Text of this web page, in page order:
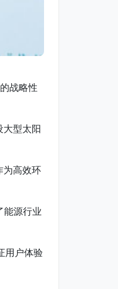
战略性
大型太阳
为高效环
能源行业
用户体验